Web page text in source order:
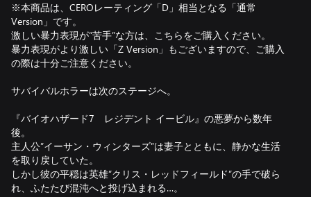
※本商品は、CEROレーティング「D」相当となる「通常
Version」です。
激しい暴力表現が“苦手”な方は、こちらをご購入ください。
暴力表現がより激しい「Z Version」もございますので、ご購入
の際は十分ご注意ください。
サバイバルホラーは次のステージへ。
『バイオハザード7 レジデント イービル』の悪夢から数年
後。
主人公”イーサン・ウィンターズ”は妻子とともに、静かな生活
を取り戻していた。
しかし彼の平穏は英雄”クリス・レッドフィールド”の手で破ら
れ、ふたたび混沌へと投げ込まれる…。